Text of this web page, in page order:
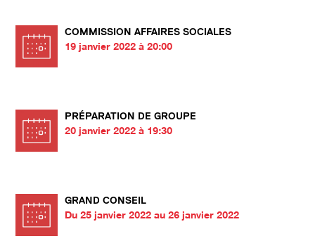
COMMISSION AFFAIRES SOCIALES
19 janvier 2022 à 20:00
PRÉPARATION DE GROUPE
20 janvier 2022 à 19:30
GRAND CONSEIL
Du 25 janvier 2022 au 26 janvier 2022